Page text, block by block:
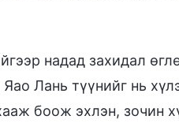
надад захидал
Лань түүнийг нь
боож эхлэн, зочин